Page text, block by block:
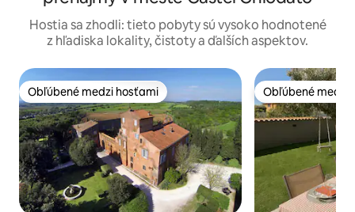
Hostia sa zhodli: tieto pobyty sú vysoko hodnotené
z hľadiska lokality, čistoty a ďalších aspektov.
Obľúbené medzi hosťami
Obľúbené medzi hosťami Obľúbené medzi
Obľúbené medzi